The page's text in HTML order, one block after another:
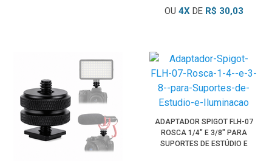
OU 4XDE R$ 30,03
ADAPTADOR SPIGOT FLH-07
ROSCA 1/4" E 3/8" PARA
SUPORTES DE ESTÚDIO E